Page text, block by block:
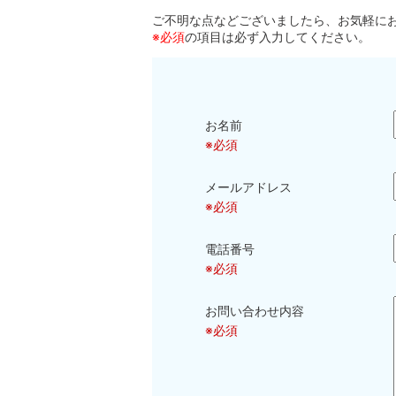
ご不明な点などございましたら、お気軽に
※必須の項目は必ず入力してください。
お名前
※必須
メールアドレス
※必須
電話番号
※必須
お問い合わせ内容
※必須